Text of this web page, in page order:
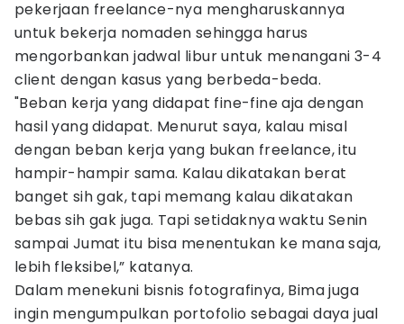
pekerjaan freelance-nya mengharuskannya
untuk bekerja nomaden sehingga harus
mengorbankan jadwal libur untuk menangani 3-4
client dengan kasus yang berbeda-beda.
"Beban kerja yang didapat fine-fine aja dengan
hasil yang didapat. Menurut saya, kalau misal
dengan beban kerja yang bukan freelance, itu
hampir-hampir sama. Kalau dikatakan berat
banget sih gak, tapi memang kalau dikatakan
bebas sih gak juga. Tapi setidaknya waktu Senin
sampai Jumat itu bisa menentukan ke mana saja,
lebih fleksibel,” katanya.
Dalam menekuni bisnis fotografinya, Bima juga
ingin mengumpulkan portofolio sebagai daya jual